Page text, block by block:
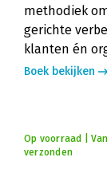
methodiek
gerichte
klanten én
Boek bekijken
Op voorraad |
verzonden